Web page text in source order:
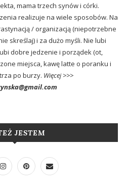
mama trzech synów i córki.
realizuje na wiele sposobów. Na
/ organizacją (niepotrzebne
skreślaj) i za dużo myśli. Nie lubi
dobre jedzenie i porządek (ot,
miejsca, kawę latte o poranku i
po burzy. Więcej >>>
JESTEM